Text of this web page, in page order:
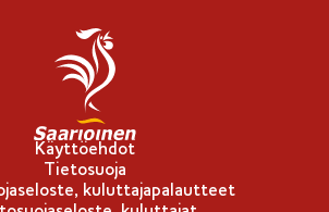
Käyttöehdot
Tietosuoja
kuluttajapalautteet